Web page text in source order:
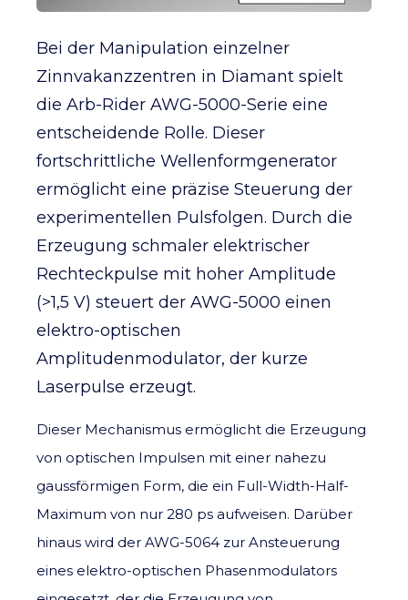
Bei der Manipulation einzelner
Zinnvakanzzentren in Diamant spielt
die Arb-Rider AWG-5000-Serie eine
entscheidende Rolle. Dieser
fortschrittliche Wellenformgenerator
ermöglicht eine präzise Steuerung der
experimentellen Pulsfolgen. Durch die
Erzeugung schmaler elektrischer
Rechteckpulse mit hoher Amplitude
(>1,5 V) steuert der AWG-5000 einen
elektro-optischen
Amplitudenmodulator, der kurze
Laserpulse erzeugt.
Dieser Mechanismus ermöglicht die Erzeugung
von optischen Impulsen mit einer nahezu
gaussförmigen Form, die ein Full-Width-Half-
Maximum von nur 280 ps aufweisen. Darüber
hinaus wird der AWG-5064 zur Ansteuerung
eines elektro-optischen Phasenmodulators